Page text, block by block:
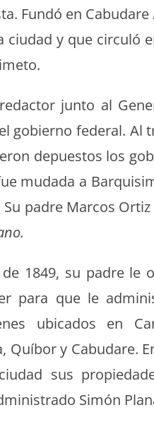
Fundó en Cabu­dare
ciu­dad y que cir­culó
jun­to al
gob­ier­no fed­er­al. Al
depuestos los
muda­da a
Su padre Mar­cos
1849, su padre le
para que le
ubi­ca­dos en
Quí­bor y Cabu­dare.
sus
Simón